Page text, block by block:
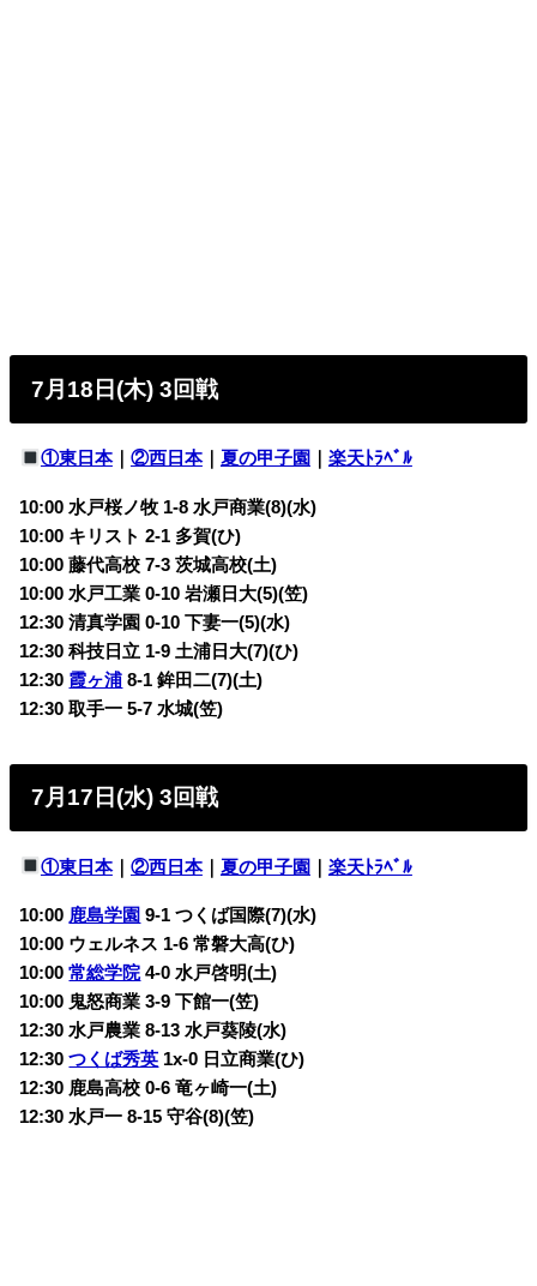
7月18日(木) 3回戦
①東日本｜ ②西日本｜ 夏の甲子園 楽天ﾄﾗﾍﾞﾙ
10:00 水戸桜ノ牧 1-8 水戸商業(8)(水)
10:00 キリスト 2-1 多賀(ひ)
10:00 藤代高校 7-3 茨城高校(土)
10:00 水戸工業 0-10 岩瀬日大(5)(笠)
12:30 清真学園 0-10 下妻一(5)(水)
12:30 科技日立 1-9 土浦日大(7)(ひ)
12:30 霞ヶ浦 8-1 鉾田二(7)(土)
12:30 取手一 5-7 水城(笠)
7月17日(水) 3回戦
①東日本｜ ②西日本｜ 夏の甲子園 ｜ 楽天ﾄﾗﾍﾞﾙ
10:00 鹿島学園 9-1 つくば国際(7)(水)
10:00 ウェルネス 1-6 常磐大高(ひ)
10:00常総学院4-0 水戸啓明(土)
10:00 鬼怒商業 3-9 下館一(笠)
12:30 水戸農業 8-13 水戸葵陵(水)
12:30つくば秀英 1x-0 日立商業(ひ)
12:30 鹿島高校 0-6 竜ヶ崎一(土)
12:30 水戸一 8-15 守谷(8)(笠)